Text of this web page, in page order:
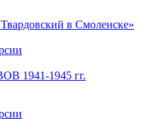
в Смоленске»
1941-1945 гг.